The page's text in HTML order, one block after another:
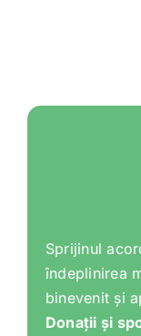
Sprijinul
îndeplinirea
binevenit și
Donații și